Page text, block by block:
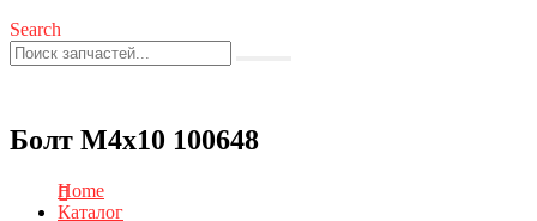
Search
Болт М4х10 100648
Home
Каталог